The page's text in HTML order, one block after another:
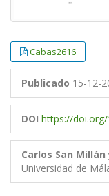
Cabas2616
Publicado 15-12-
DOI https://doi.org/
Carlos San Millán
Universidad de